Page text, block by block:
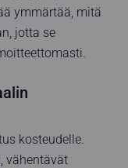
ymmärtää, mitä
jotta se
kosteudelle.
vähentävät